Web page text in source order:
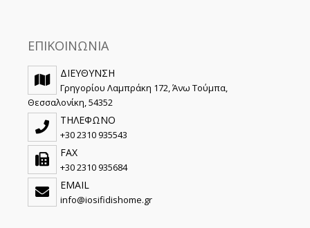
ΕΠΙΚΟΙΝΩΝΙΑ
ΔΙΕΥΘΥΝΣΗ
Γρηγορίου Λαμπράκη 172, Άνω Τούμπα,
Θεσσαλονίκη, 54352
ΤΗΛΕΦΩΝΟ
+30 2310 935543
FAX
+30 2310 935684
EMAIL
info@iosifidishome.gr